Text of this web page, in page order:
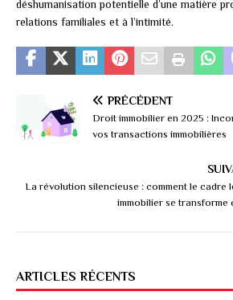
déshumanisation potentielle d’une matière
relations familiales et à l’intimité.
PRÉCÉDENT
Droit immobilier en 2025 :
vos transactions immobilières
La révolution silencieuse : comment le cadre
immobilier se transforme
ARTICLES RÉCENTS